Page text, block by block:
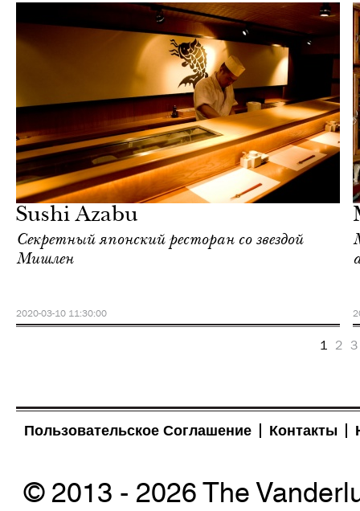
Sushi Azabu
Секретный японский ресторан со звездой
Мишлен
2020-03-10 11:30:00
Йорк
1 2 3
Пользовательское Соглашение Контакты
© 2013 - 2026 The